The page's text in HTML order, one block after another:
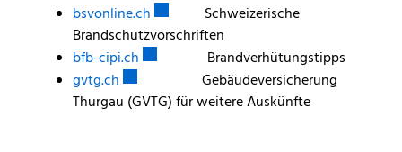
bsvonline.chExterner Link wird in einem neuen
Schweizerische
Brandschutzvorschriften
bfb-cipi.chExterner Link wird in einem neuen
Brandverhütungstipps
gvtg.chExterner Link wird in einem neuen Fenster
Gebäudeversicherung
Thurgau (GVTG) für weitere Auskünfte